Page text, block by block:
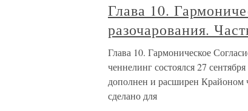
Глава 10.
разочарования.
Глава 10. Гармоническое
ченнелинг состоялся 27
дополнен и расширен Крайоном
сделано для